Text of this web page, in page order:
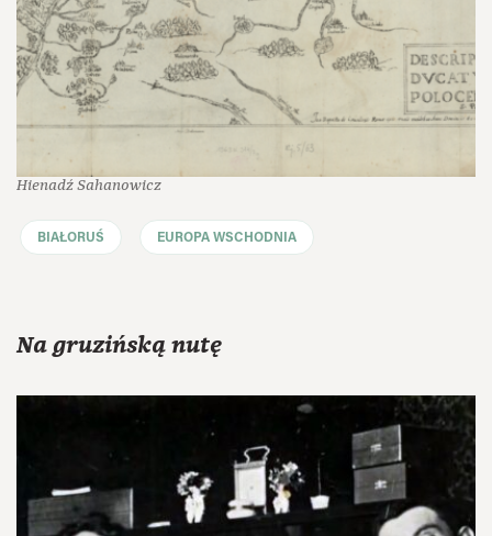
Hienadź Sahanowicz
BIAŁORUŚ EUROPA WSCHODNIA
Na gruzińską nutę